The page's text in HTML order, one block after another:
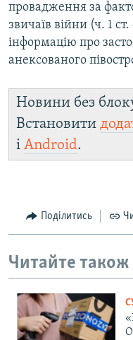
провадження за
звичаїв війни (ч. 1
інформацію про
анексованого
Новини без
Встановити
і Android.
Поділитись
Читайте також